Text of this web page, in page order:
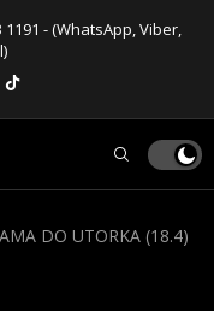
1191 - (WhatsApp, Viber,
DO UTORKA (18.4)